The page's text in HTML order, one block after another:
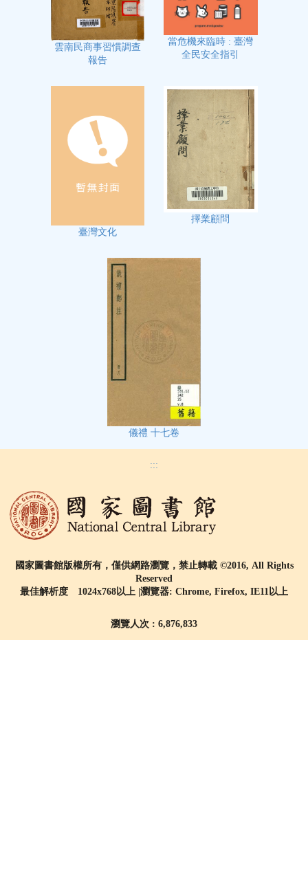
雲南民商事習慣調查
報告
當危機來臨時 : 臺灣
全民安全指引
臺灣文化
擇業顧問
儀禮 十七卷
:::
國家圖書館版權所有，僅供網路瀏覽，禁止轉載 ©2016, All Rights
Reserved
最佳解析度 1024x768以上 |瀏覽器: Chrome, Firefox, IE11以上
瀏覽人次 : 6,876,833